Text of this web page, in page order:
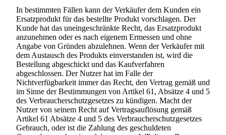
In bestimmten Fällen kann der Verkäufer dem Kunden ein
Ersatzprodukt für das bestellte Produkt vorschlagen. Der
Kunde hat das uneingeschränkte Recht, das Ersatzprodukt
anzunehmen oder es nach eigenem Ermessen und ohne
Angabe von Gründen abzulehnen. Wenn der Verkäufer mit
dem Austausch des Produkts einverstanden ist, wird die
Bestellung abgeschickt und das Kaufverfahren
abgeschlossen. Der Nutzer hat im Falle der
Nichtverfügbarkeit immer das Recht, den Vertrag gemäß und
im Sinne der Bestimmungen von Artikel 61, Absätze 4 und 5
des Verbraucherschutzgesetzes zu kündigen. Macht der
Nutzer von seinem Recht auf Vertragsauflösung gemäß
Artikel 61 Absätze 4 und 5 des Verbraucherschutzgesetzes
Gebrauch, oder ist die Zahlung des geschuldeten